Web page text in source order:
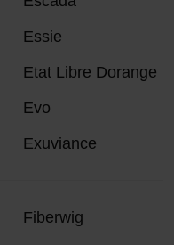
Essie
Etat Libre Dorange
Evo
Exuviance
Fiberwig